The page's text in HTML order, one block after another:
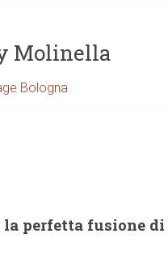
Molinella
Bologna
perfetta fusione di